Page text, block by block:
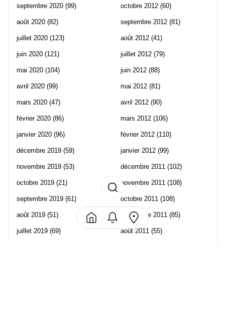
septembre 2020 (99)
août 2020 (82)
juillet 2020 (123)
juin 2020 (121)
mai 2020 (104)
avril 2020 (99)
mars 2020 (47)
février 2020 (86)
janvier 2020 (96)
décembre 2019 (59)
novembre 2019 (53)
octobre 2019 (21)
septembre 2019 (61)
août 2019 (51)
juillet 2019 (69)
octobre 2012 (60)
septembre 2012 (81)
août 2012 (41)
juillet 2012 (79)
juin 2012 (88)
mai 2012 (81)
avril 2012 (90)
mars 2012 (106)
février 2012 (110)
janvier 2012 (99)
décembre 2011 (102)
novembre 2011 (108)
octobre 2011 (108)
septembre 2011 (85)
août 2011 (55)